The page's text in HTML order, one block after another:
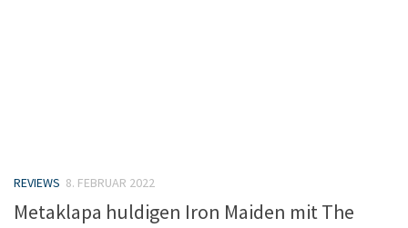
REVIEWS 8. FEBRUAR 2022
Metaklapa huldigen Iron Maiden mit The